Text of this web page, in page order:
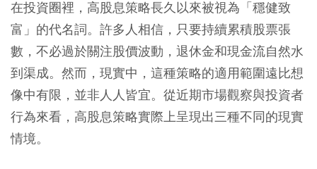
在投資圈裡，高股息策略長久以來被視為「穩健致
富」的代名詞。許多人相信，只要持續累積股票張
數，不必過於關注股價波動，退休金和現金流自然水
到渠成。然而，現實中，這種策略的適用範圍遠比想
像中有限，並非人人皆宜。從近期市場觀察與投資者
行為來看，高股息策略實際上呈現出三種不同的現實
情境。